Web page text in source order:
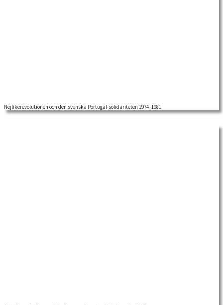
Nejlikerevolutionen fick sitt namn av att folket firade friheten genom att sätta
Nejlikerevolutionen och den svenska Portugal-solidariteten 1974–1981